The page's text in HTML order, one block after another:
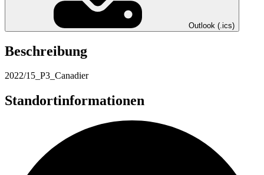
Outlook (.ics)
Beschreibung
2022/15_P3_Canadier
Standortinformationen